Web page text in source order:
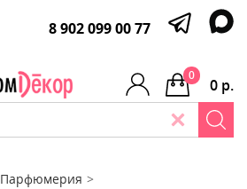
8 902 099 00 77
0 р.
0
Парфюмерия